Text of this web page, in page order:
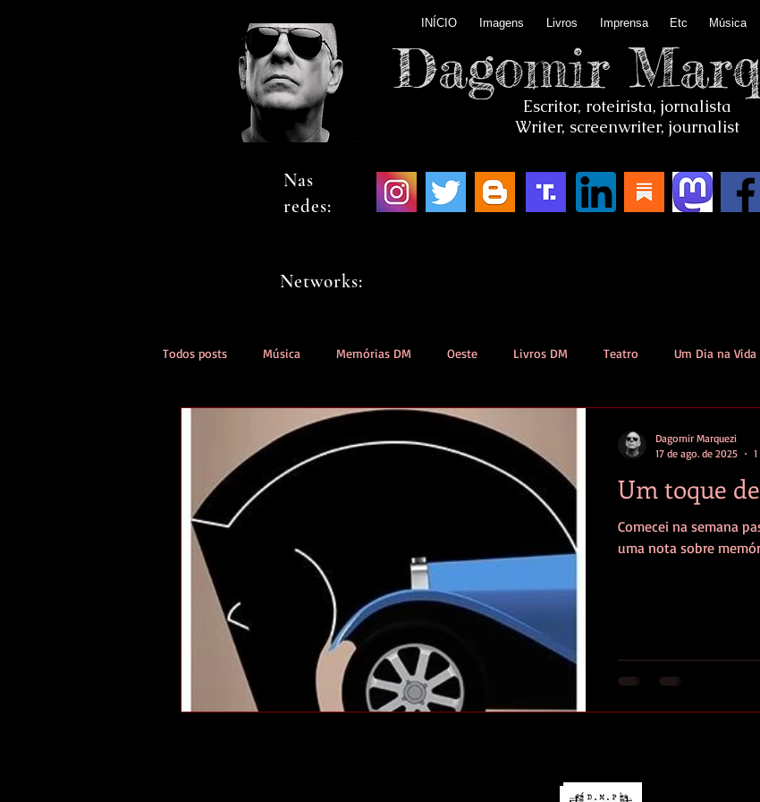
INÍCIO Imagens Livros Imprensa Etc Música
Dagomir
Escritor, roteirista, jornalista
Writer, screenwriter, journalist
Nas
redes:
Networks:
Todos posts Música Memórias DM Oeste Livros DM Teatro Um Dia na Vida
Um toque
Comecei na semana
uma nota sobre
Dagomir Marquezi
17 de ago. de 2025